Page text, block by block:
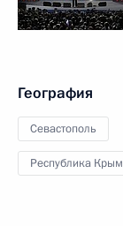
География
Севастополь
Республика Крым